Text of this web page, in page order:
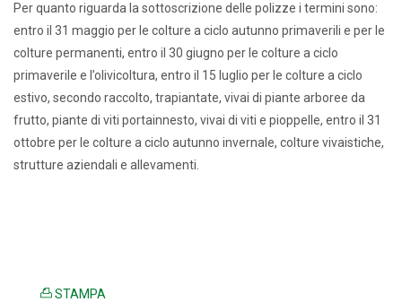
Per quanto riguarda la sottoscrizione delle polizze i termini sono:
entro il 31 maggio per le colture a ciclo autunno primaverili e per le
colture permanenti, entro il 30 giugno per le colture a ciclo
primaverile e l’olivicoltura, entro il 15 luglio per le colture a ciclo
estivo, secondo raccolto, trapiantate, vivai di piante arboree da
frutto, piante di viti portainnesto, vivai di viti e pioppelle, entro il 31
ottobre per le colture a ciclo autunno invernale, colture vivaistiche,
strutture aziendali e allevamenti.
STAMPA